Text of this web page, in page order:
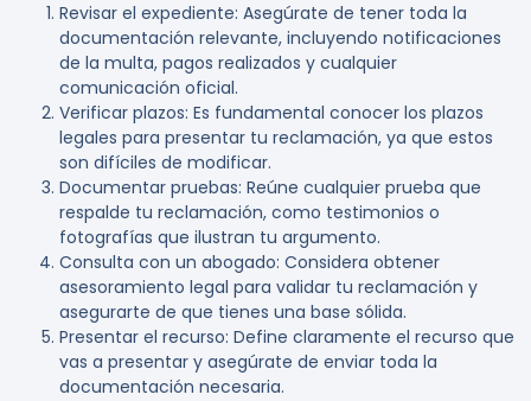
Revisar el expediente: Asegúrate de tener toda la
documentación relevante, incluyendo notificaciones
de la multa, pagos realizados y cualquier
comunicación oficial.
Verificar plazos: Es fundamental conocer los plazos
legales para presentar tu reclamación, ya que estos
son difíciles de modificar.
Documentar pruebas: Reúne cualquier prueba que
respalde tu reclamación, como testimonios o
fotografías que ilustran tu argumento.
Consulta con un abogado: Considera obtener
asesoramiento legal para validar tu reclamación y
asegurarte de que tienes una base sólida.
Presentar el recurso: Define claramente el recurso que
vas a presentar y asegúrate de enviar toda la
documentación necesaria.